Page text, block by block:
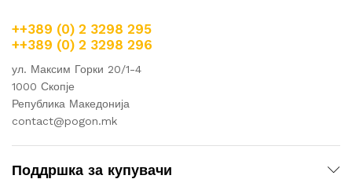
++389 (0) 2 3298 295
++389 (0) 2 3298 296
ул. Максим Горки 20/1-4
1000 Скопје
Република Македонија
contact@pogon.mk
Поддршка за купувачи